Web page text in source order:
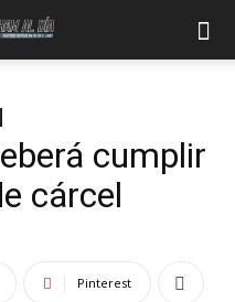
cumplir
cárcel
Pinterest